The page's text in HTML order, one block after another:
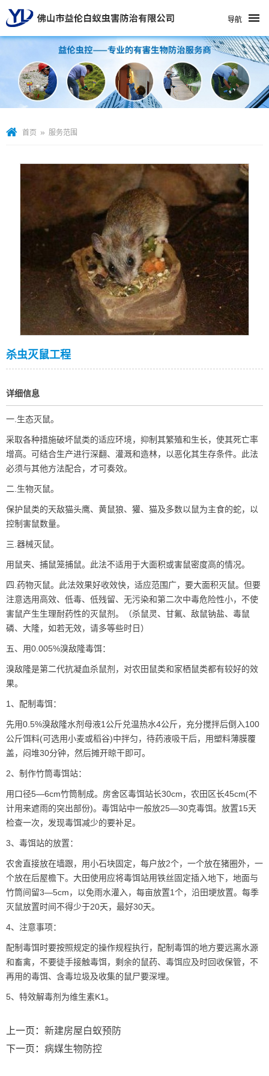
导航
首页 » 服务范围
杀虫灭鼠工程
详细信息
一.生态灭鼠。
采取各种措施破坏鼠类的适应环境，抑制其繁殖和生长，使其死亡率
增高。可结合生产进行深翻、灌溉和造林，以恶化其生存条件。此法
必须与其他方法配合，才可奏效。
二.生物灭鼠。
保护鼠类的天敌猫头鹰、黄鼠狼、獾、猫及多数以鼠为主食的蛇，以
控制害鼠数量。
三.器械灭鼠。
用鼠夹、捕鼠笼捕鼠。此法不适用于大面积或害鼠密度高的情况。
四.药物灭鼠。此法效果好收效快，适应范围广，要大面积灭鼠。但要
注意选用高效、低毒、低残留、无污染和第二次中毒危险性小，不使
害鼠产生生理耐药性的灭鼠剂。（杀鼠灵、甘氟、敌鼠钠盐、毒鼠
磷、大隆，如若无效，请多等些时日）
五、用0.005%溴敌隆毒饵：
溴敌隆是第二代抗凝血杀鼠剂，对农田鼠类和家栖鼠类都有较好的效
果。
1、配制毒饵：
先用0.5%溴敌隆水剂母液1公斤兑温热水4公斤，充分搅拌后倒入100
公斤饵料(可选用小麦或稻谷)中拌匀，待药液吸干后，用塑料薄膜覆
盖，闷堆30分钟，然后摊开晾干即可。
2、制作竹筒毒饵站：
用口径5—6cm竹筒制成。房舍区毒饵站长30cm，农田区长45cm(不
计用来遮雨的突出部份)。毒饵站中一般放25—30克毒饵。放置15天
检查一次，发现毒饵减少的要补足。
3、毒饵站的放置：
农舍直接放在墙跟，用小石块固定，每户放2个，一个放在猪圈外，一
个放在后屋檐下。大田使用应将毒饵站用铁丝固定插入地下，地面与
竹筒间留3—5cm，以免雨水灌入，每亩放置1个，沿田埂放置。每季
灭鼠放置时间不得少于20天，最好30天。
4、注意事项：
配制毒饵时要按照规定的操作规程执行，配制毒饵的地方要远离水源
和畜禽，不要徒手接触毒饵，剩余的鼠药、毒饵应及时回收保管，不
再用的毒饵、含毒垃圾及收集的鼠尸要深埋。
5、特效解毒剂为维生素K1。
上一页： 新建房屋白蚁预防
下一页： 病媒生物防控